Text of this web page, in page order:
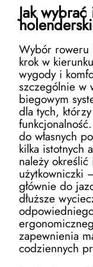
Jak
Wybór roweru
krok w
wygody i
szczególnie w
biegowym
dla tych,
do własnych
kilka istotnych
należy
użytkowniczki
głównie do
dłuższe
zapewnienia
codziennych